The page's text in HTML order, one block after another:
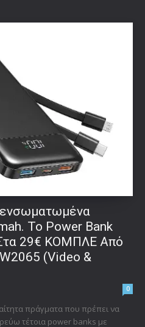
Το Power Bank
29€ ΚΟΜΠΛΕ Από
(Video &
0
πράγματα που πρέπει να
τέτοια power banks με